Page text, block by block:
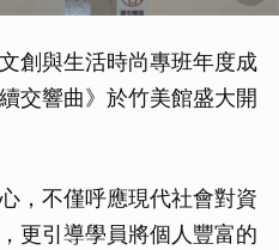
創與生活時尚專班年度成
交響曲》於竹美館盛大開
，不僅呼應現代社會對資
更引導學員將個人豐富的